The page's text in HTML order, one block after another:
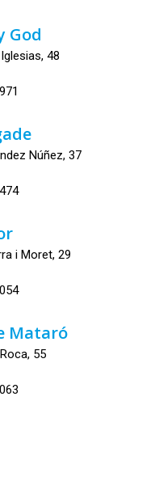
God
48
Núñez, 37
i Moret, 29
Mataró
55